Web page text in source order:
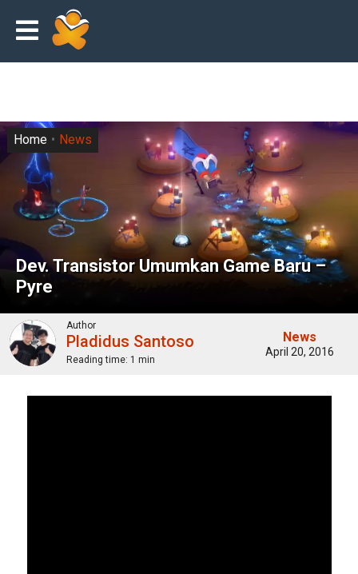
Dev. Transistor Umumkan Game Baru –
Pyre
Home News
Author
Pladidus Santoso
Reading time: 1 min
News
April 20, 2016